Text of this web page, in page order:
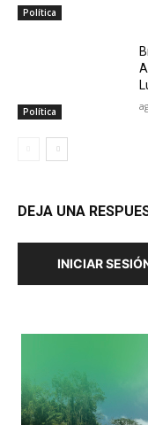
Política
Política
DEJA UNA
INICIAR